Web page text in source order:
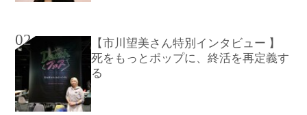
02
【市川望美さん特別インタビュー 】
死をもっとポップに、終活を再定義す
る